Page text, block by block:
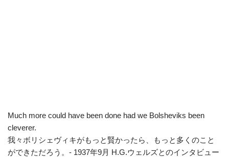
Much more could have been done had we Bolsheviks been
cleverer.
我々ボリシェヴィキがもっと賢かったら、もっと多くのこと
ができただろう。- 1937年9月 H.G.ウェルズとのインタビュー